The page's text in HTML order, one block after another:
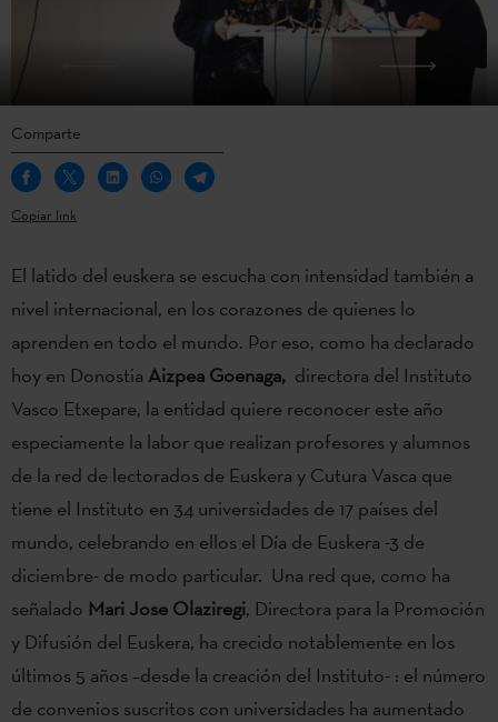
Comparte
Copiar link
El latido del euskera se escucha con intensidad también a
nivel internacional, en los corazones de quienes lo
aprenden en todo el mundo. Por eso, como ha declarado
hoy en Donostia Aizpea Goenaga, directora del Instituto
Vasco Etxepare, la entidad quiere reconocer este año
especiamente la labor que realizan profesores y alumnos
de la red de lectorados de Euskera y Cutura Vasca que
tiene el Instituto en 34 universidades de 17 países del
mundo, celebrando en ellos el Día de Euskera -3 de
diciembre- de modo particular. Una red que, como ha
señalado Mari Jose Olaziregi, Directora para la Promoción
y Difusión del Euskera, ha crecido notablemente en los
últimos 5 años –desde la creación del Instituto- : el número
de convenios suscritos con universidades ha aumentado